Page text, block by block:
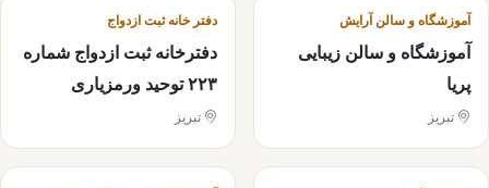
آموزشگاه و سالن آرایش
آموزشگاه و سالن زیبایی
پریا
تبریز
دفتر خانه ثبت ازدواج
دفترخانه ثبت ازدواج شماره
۲۲۳ توحید ورمزیاری
تبریز